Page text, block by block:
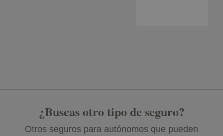
¿Buscas otro tipo de seguro?
Otros seguros para autónomos que pueden